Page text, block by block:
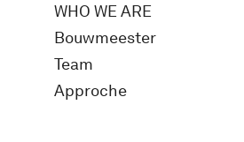
WHO WE ARE
Bouwmeester
Team
Approche